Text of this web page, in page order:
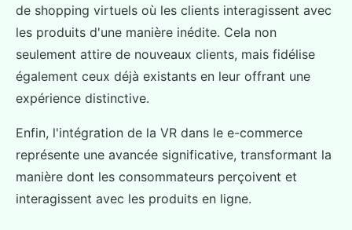
de shopping virtuels où les clients interagissent avec
les produits d'une manière inédite. Cela non
seulement attire de nouveaux clients, mais fidélise
également ceux déjà existants en leur offrant une
expérience distinctive.
Enfin, l'intégration de la VR dans le e-commerce
représente une avancée significative, transformant la
manière dont les consommateurs perçoivent et
interagissent avec les produits en ligne.